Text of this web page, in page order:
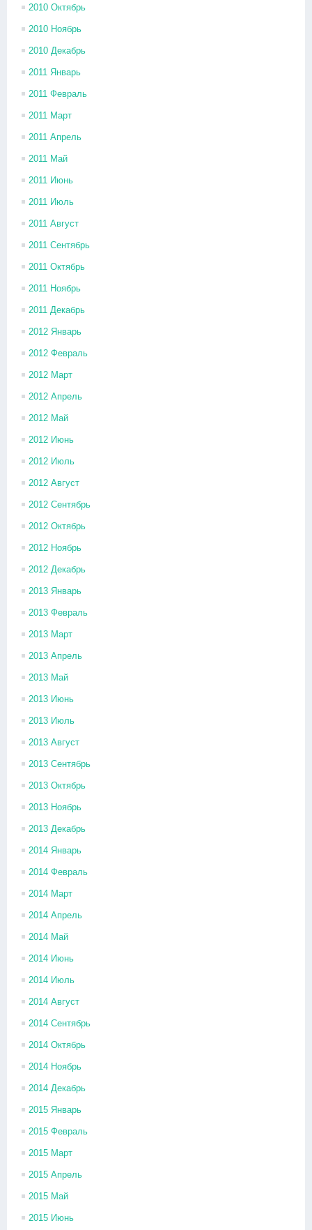
2010 Октябрь
2010 Ноябрь
2010 Декабрь
2011 Январь
2011 Февраль
2011 Март
2011 Апрель
2011 Май
2011 Июнь
2011 Июль
2011 Август
2011 Сентябрь
2011 Октябрь
2011 Ноябрь
2011 Декабрь
2012 Январь
2012 Февраль
2012 Март
2012 Апрель
2012 Май
2012 Июнь
2012 Июль
2012 Август
2012 Сентябрь
2012 Октябрь
2012 Ноябрь
2012 Декабрь
2013 Январь
2013 Февраль
2013 Март
2013 Апрель
2013 Май
2013 Июнь
2013 Июль
2013 Август
2013 Сентябрь
2013 Октябрь
2013 Ноябрь
2013 Декабрь
2014 Январь
2014 Февраль
2014 Март
2014 Апрель
2014 Май
2014 Июнь
2014 Июль
2014 Август
2014 Сентябрь
2014 Октябрь
2014 Ноябрь
2014 Декабрь
2015 Январь
2015 Февраль
2015 Март
2015 Апрель
2015 Май
2015 Июнь